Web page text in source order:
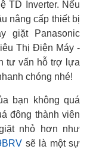
TD Inverter. Nếu
nâng cấp thiết bị
giặt Panasonic
Thị Điện Máy -
tư vấn hỗ trợ lựa
chóng nhé!
bạn không quá
đông thành viên
sẽ là một sự